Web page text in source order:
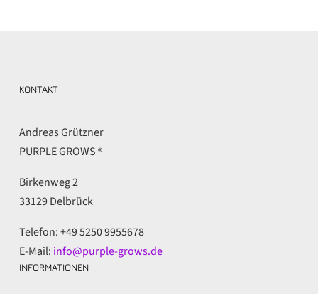
KONTAKT
Andreas Grützner
PURPLE GROWS®
Birkenweg 2
33129 Delbrück
Telefon: +49 5250 9955678
E-Mail: info@purple-grows.de
INFORMATIONEN